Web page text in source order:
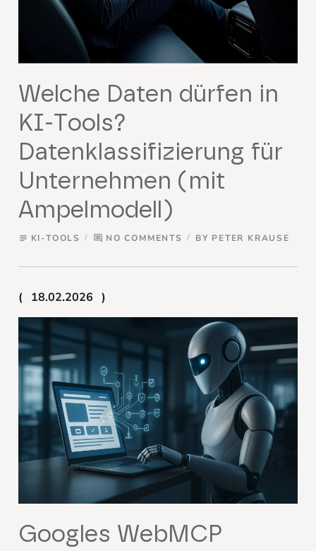
Welche Daten dürfen in
KI‑Tools?
Datenklassifizierung für
Unternehmen (mit
Ampelmodell)
subject KI-TOOLS comment NO COMMENTS BY PETER KRAUSE
18.02.2026
Googles WebMCP